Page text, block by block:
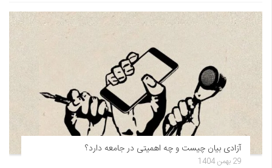
آزادی بیان چیست و چه اهمیتی در جامعه دارد؟
29 بهمن 1404